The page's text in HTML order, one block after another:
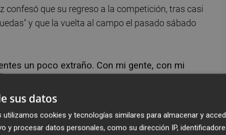
confesó que su regreso a la competición, tras casi
y que la vuelta al campo el pasado sábado
un poco extraño. Con mi gente, con mi
cómo explicarlo. La gente aplaudiendo y
lo que he vivido: la camilla, la recuperación, todos
sus datos
cookies y tecnologías similares para almacenar y
y procesar datos personales, como su dirección IP,